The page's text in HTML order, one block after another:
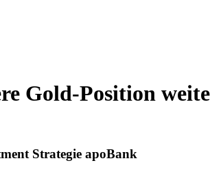
Gold-Position
Strategie apoBank